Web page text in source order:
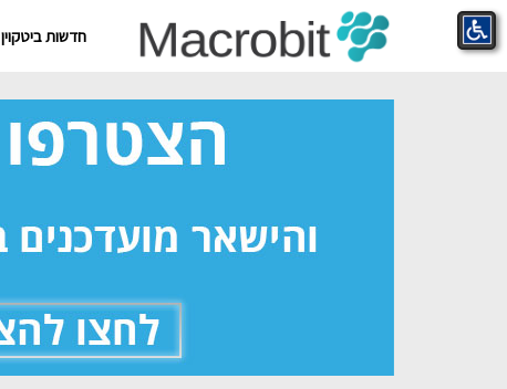
חדשות ביטקוין